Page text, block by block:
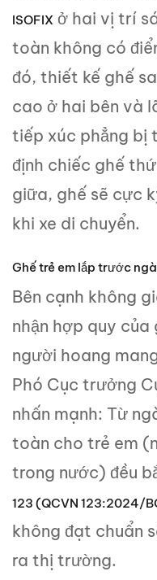
ISOFIX ở hai vị trí
toàn không có
đó, thiết kế ghế
cao ở hai bên và
tiếp xúc phẳng bị
định chiếc ghế
giữa, ghế sẽ cực
khi xe di chuyển.
Ghế trẻ em lắp trước
Bên cạnh không
nhận hợp quy của
người hoang
Phó Cục trưởng
nhấn mạnh: Từ
toàn cho trẻ em
trong nước) đều
123 (QCVN 123:2024/
không đạt chuẩn
ra thị trường.